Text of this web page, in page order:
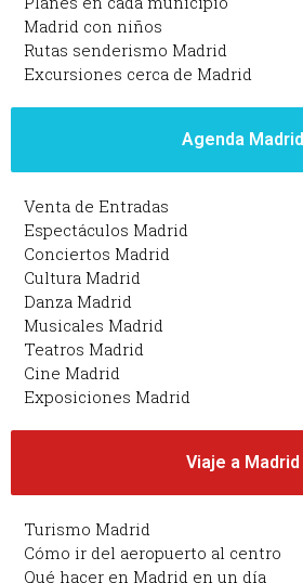
Madrid con niños
Rutas senderismo Madrid
Excursiones cerca de Madrid
Agenda Madrid
Venta de Entradas
Espectáculos Madrid
Conciertos Madrid
Cultura Madrid
Danza Madrid
Musicales Madrid
Teatros Madrid
Cine Madrid
Exposiciones Madrid
Viaje a Madrid
Turismo Madrid
Cómo ir del aeropuerto al centro
Qué hacer en Madrid en un día